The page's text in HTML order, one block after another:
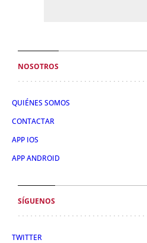
NOSOTROS
QUIÉNES SOMOS
CONTACTAR
APP IOS
APP ANDROID
SÍGUENOS
TWITTER